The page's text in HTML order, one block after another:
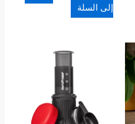
إلى السلة